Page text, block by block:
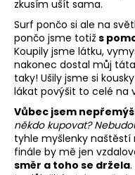
zkusím ušít sama.
Surf pončo si ale na
pončo jsme totiž s
Koupily jsme látku,
nakonec dostal můj
taky! Ušily jsme si
lákat povýšit to celé na
Vůbec jsem
někdo kupovat?
tyhle myšlenky naštěstí
finále by mě jen
směr a toho se držela
t
e
n
a
j
í
t
?